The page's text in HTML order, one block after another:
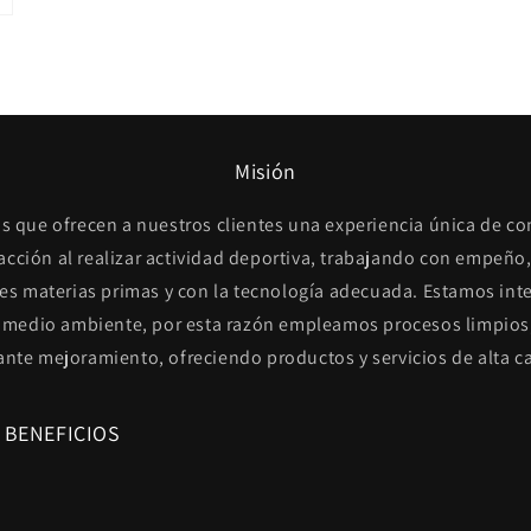
Misión
que ofrecen a nuestros clientes una experiencia única de
al realizar actividad deportiva, trabajando con
materias primas y con la tecnología adecuada. Estamos
ambiente, por esta razón empleamos procesos
mejoramiento, ofreciendo productos y servicios de alta